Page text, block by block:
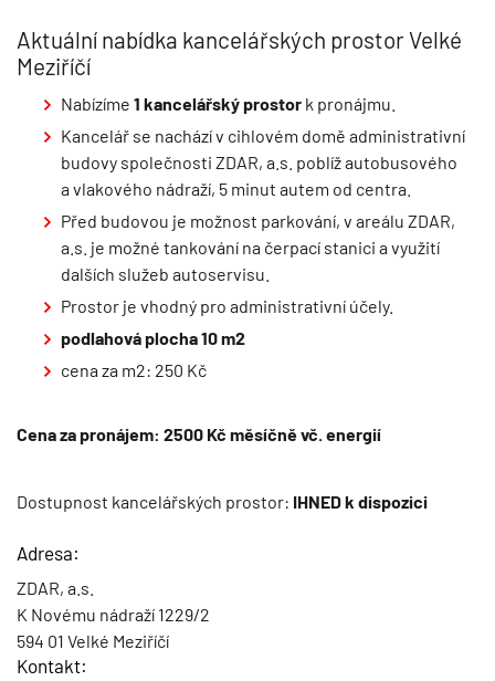
Aktuální nabídka kancelářských prostor Velké
Meziříčí
Nabízíme 1 kancelářský prostor k pronájmu.
Kancelář se nachází v cihlovém domě administrativní
budovy společnosti ZDAR, a.s. poblíž autobusového
a vlakového nádraží, 5 minut autem od centra.
Před budovou je možnost parkování, v areálu ZDAR,
a.s. je možné tankování na čerpací stanici a využití
dalších služeb autoservisu.
Prostor je vhodný pro administrativní účely.
podlahová plocha 10 m2
cena za m2: 250 Kč
Cena za pronájem: 2500 Kč měsíčně vč. energií
Dostupnost kancelářských prostor: IHNED k dispozici
Adresa:
ZDAR, a.s.
K Novému nádraží 1229/2
594 01 Velké Meziříčí
Kontakt: